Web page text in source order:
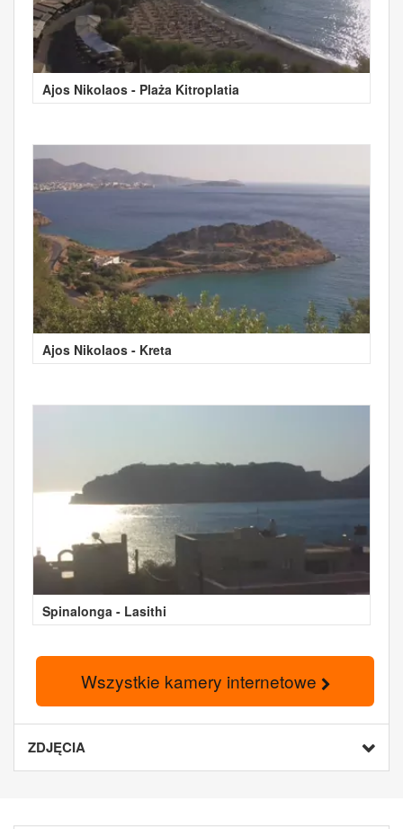
Ajos Nikolaos - Plaża Kitroplatia
Ajos Nikolaos - Kreta
Spinalonga - Lasithi
Wszystkie kamery internetowe
ZDJĘCIA